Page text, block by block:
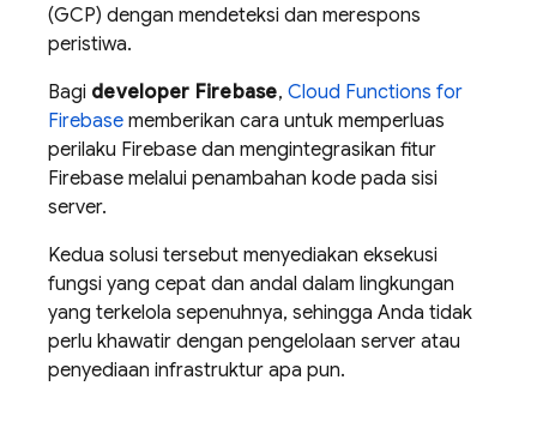
(GCP) dengan mendeteksi dan merespons
peristiwa.
Bagi developer Firebase, Cloud Functions for
Firebase memberikan cara untuk memperluas
perilaku Firebase dan mengintegrasikan fitur
Firebase melalui penambahan kode pada sisi
server.
Kedua solusi tersebut menyediakan eksekusi
fungsi yang cepat dan andal dalam lingkungan
yang terkelola sepenuhnya, sehingga Anda tidak
perlu khawatir dengan pengelolaan server atau
penyediaan infrastruktur apa pun.